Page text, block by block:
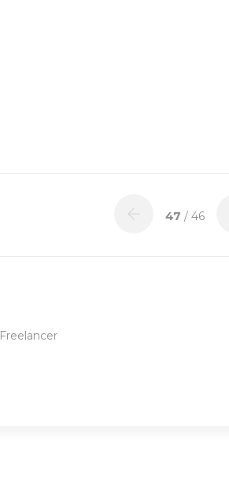
47 / 46